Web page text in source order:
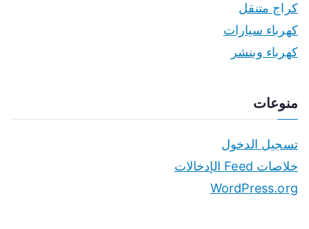
كراج متنقل
كهرباء سيارات
كهرباء وبنشر
منوعات
تسجيل الدخول
خلاصات Feed الإدخالات
WordPress.org